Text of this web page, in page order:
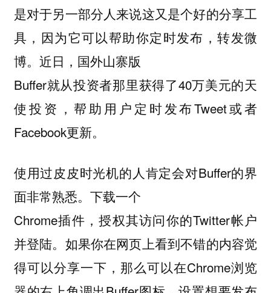
是对于另一部分人来说这又是个好的分享工
具，因为它可以帮助你定时发布，转发微
博。近日，国外山寨版
Buffer就从投资者那里获得了40万美元的天
使投资，帮助用户定时发布Tweet或者
Facebook更新。
使用过皮皮时光机的人肯定会对Buffer的界
面非常熟悉。下载一个
Chrome插件，授权其访问你的Twitter帐户
并登陆。如果你在网页上看到不错的内容觉
得可以分享一下，那么可以在Chrome浏览